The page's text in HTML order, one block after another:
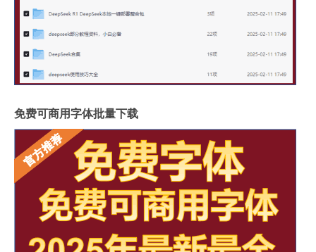
免费可商用字体批量下载